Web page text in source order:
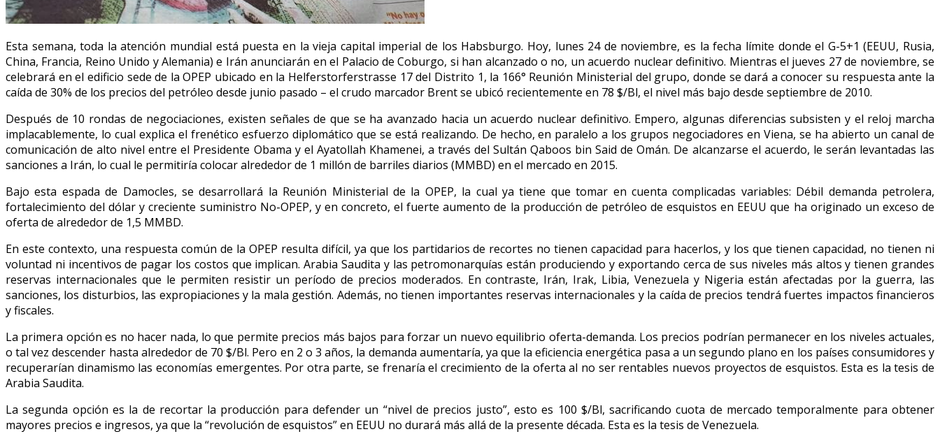
Esta semana, toda la atención mundial está puesta en la vieja capital imperial de los Habsburgo. Hoy, lunes 24 de noviembre, es la fecha límite donde el G-5+1 (EEUU, Rusia,
China, Francia, Reino Unido y Alemania) e Irán anunciarán en el Palacio de Coburgo, si han alcanzado o no, un acuerdo nuclear definitivo. Mientras el jueves 27 de noviembre, se
celebrará en el edificio sede de la OPEP ubicado en la Helferstorferstrasse 17 del Distrito 1, la 166° Reunión Ministerial del grupo, donde se dará a conocer su respuesta ante la
caída de 30% de los precios del petróleo desde junio pasado – el crudo marcador Brent se ubicó recientemente en 78 $/Bl, el nivel más bajo desde septiembre de 2010.
Después de 10 rondas de negociaciones, existen señales de que se ha avanzado hacia un acuerdo nuclear definitivo. Empero, algunas diferencias subsisten y el reloj marcha
implacablemente, lo cual explica el frenético esfuerzo diplomático que se está realizando. De hecho, en paralelo a los grupos negociadores en Viena, se ha abierto un canal de
comunicación de alto nivel entre el Presidente Obama y el Ayatollah Khamenei, a través del Sultán Qaboos bin Said de Omán. De alcanzarse el acuerdo, le serán levantadas las
sanciones a Irán, lo cual le permitiría colocar alrededor de 1 millón de barriles diarios (MMBD) en el mercado en 2015.
Bajo esta espada de Damocles, se desarrollará la Reunión Ministerial de la OPEP, la cual ya tiene que tomar en cuenta complicadas variables: Débil demanda petrolera,
fortalecimiento del dólar y creciente suministro No-OPEP, y en concreto, el fuerte aumento de la producción de petróleo de esquistos en EEUU que ha originado un exceso de
oferta de alrededor de 1,5 MMBD.
En este contexto, una respuesta común de la OPEP resulta difícil, ya que los partidarios de recortes no tienen capacidad para hacerlos, y los que tienen capacidad, no tienen ni
voluntad ni incentivos de pagar los costos que implican. Arabia Saudita y las petromonarquías están produciendo y exportando cerca de sus niveles más altos y tienen grandes
reservas internacionales que le permiten resistir un período de precios moderados. En contraste, Irán, Irak, Libia, Venezuela y Nigeria están afectadas por la guerra, las
sanciones, los disturbios, las expropiaciones y la mala gestión. Además, no tienen importantes reservas internacionales y la caída de precios tendrá fuertes impactos financieros
y fiscales.
La primera opción es no hacer nada, lo que permite precios más bajos para forzar un nuevo equilibrio oferta-demanda. Los precios podrían permanecer en los niveles actuales,
o tal vez descender hasta alrededor de 70 $/Bl. Pero en 2 o 3 años, la demanda aumentaría, ya que la eficiencia energética pasa a un segundo plano en los países consumidores y
recuperarían dinamismo las economías emergentes. Por otra parte, se frenaría el crecimiento de la oferta al no ser rentables nuevos proyectos de esquistos. Esta es la tesis de
Arabia Saudita.
La segunda opción es la de recortar la producción para defender un “nivel de precios justo”, esto es 100 $/Bl, sacrificando cuota de mercado temporalmente para obtener
mayores precios e ingresos, ya que la “revolución de esquistos” en EEUU no durará más allá de la presente década. Esta es la tesis de Venezuela.